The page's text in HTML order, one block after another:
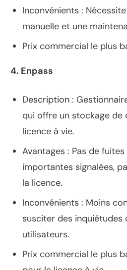
Inconvénients :
manuelle et une
Prix commercial le plus
4. Enpass
Description :
qui offre un stockage de
licence à vie.
Avantages : Pas de
importantes signalées,
la licence.
Inconvénients : Moins
susciter des inquiétudes
utilisateurs.
Prix commercial le plus